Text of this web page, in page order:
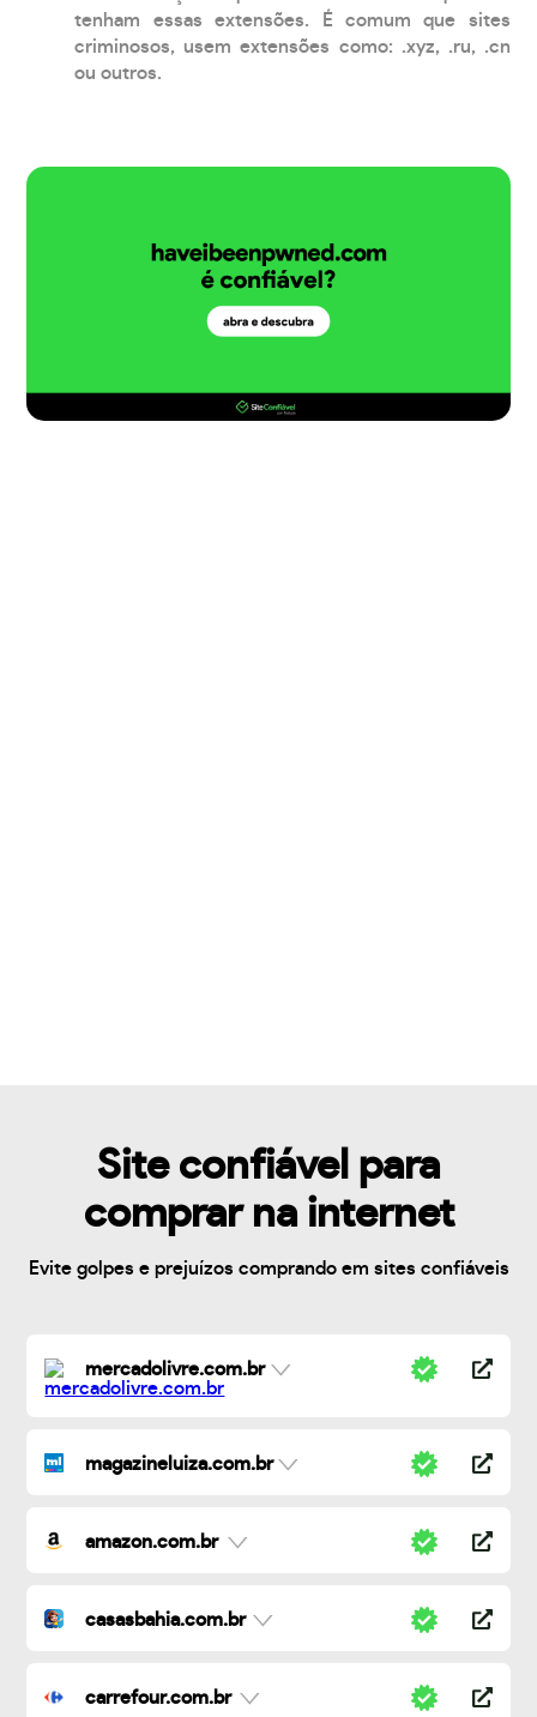
tenham essas extensões. É comum que sites
criminosos, usem extensões como: .xyz, .ru, .cn
ou outros.
Site confiável para
comprar na internet
Evite golpes e prejuízos comprando em sites confiáveis
mercadolivre.com.br
magazineluiza.com.br
amazon.com.br
casasbahia.com.br
carrefour.com.br